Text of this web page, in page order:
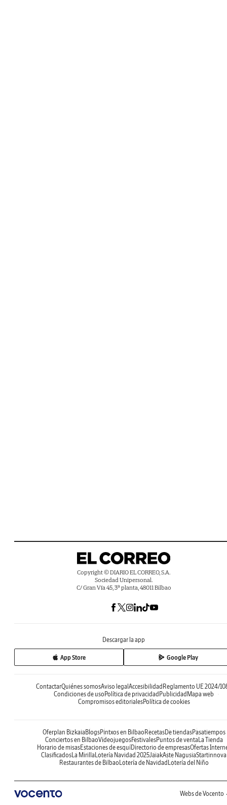
Copyright © DIARIO EL CORREO, S.A.
Sociedad Unipersonal.
C/ Gran Vía 45, 3ª planta, 48011 Bilbao
Descargar la app
App Store Google Play
ContactarQuiénes somosAviso legal Accesibilidad Reglamento UE 2024/
Condiciones de uso Política de privacidad Publicidad Mapa web
Compromisos editorialesPolítica de cookies
Oferplan Bizkaia BlogsPintxos en Bilbao RecetasDe tiendasPasatiempos
Conciertos en BilbaoVideojuegosFestivalesPuntos de venta La Tienda
Horario de misasEstaciones de esquíDirectorio de empresasOfertas
ClasificadosLa Mirilla Lotería Navidad 2025JaiakAste NagusiaStartinnova
Restaurantes de Bilbao Lotería de Navidad Lotería del Niño
Webs de Vocento